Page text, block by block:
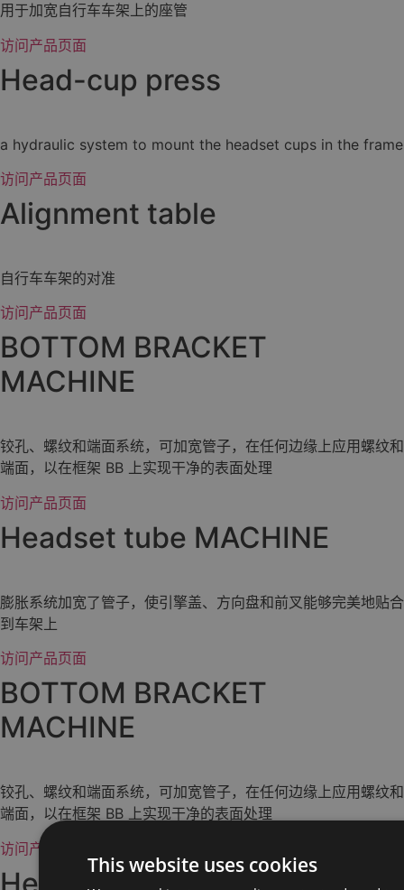
用于加宽自行车车架上的座管
访问产品页面
Head-cup press
a hydraulic system to mount the headset cups in the frame
访问产品页面
Alignment table
自行车车架的对准
访问产品页面
BOTTOM BRACKET
MACHINE
铰孔、螺纹和端面系统，可加宽管子，在任何边缘上应用螺纹和
端面，以在框架 BB 上实现干净的表面处理
访问产品页面
Headset tube MACHINE
膨胀系统加宽了管子，使引擎盖、方向盘和前叉能够完美地贴合
到车架上
访问产品页面
BOTTOM BRACKET
MACHINE
铰孔、螺纹和端面系统，可加宽管子，在任何边缘上应用螺纹和
端面，以在框架 BB 上实现干净的表面处理
访问产品页面
Headset tube MACHINE
This website uses cookies